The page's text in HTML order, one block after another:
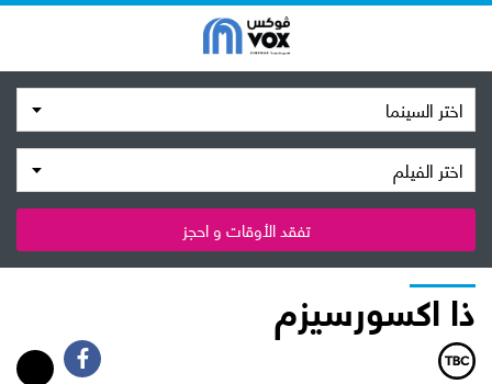
اختر السينما
اختر الفيلم
تفقد الأوقات و احجز
ذا اكسورسيزم